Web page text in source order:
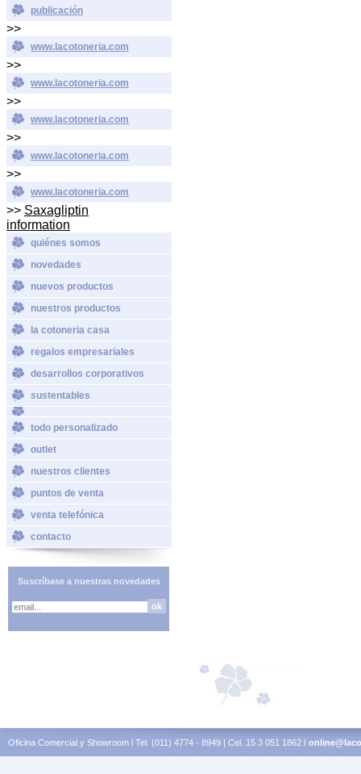
publicación
>>
www.lacotoneria.com
>>
www.lacotoneria.com
>>
www.lacotoneria.com
>>
www.lacotoneria.com
>>
www.lacotoneria.com
>> Saxagliptin
information
quiénes somos
novedades
nuevos productos
nuestros productos
la cotoneria casa
regalos empresariales
desarrollos corporativos
sustentables
todo personalizado
outlet
nuestros clientes
puntos de venta
venta telefónica
contacto
Suscríbase a nuestras novedades
Oficina Comercial y Showroom l Tel. (011) 4774 - 8949 | Cel. 15 3 051 1862 l